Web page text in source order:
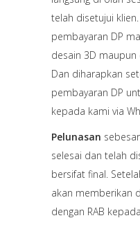
telah disetujui
pembayaran DP
desain 3D
Dan diharapkan
pembayaran DP
kepada kami via
Pelunasan
selesai dan telah
bersifat final.
akan memberikan
dengan RAB